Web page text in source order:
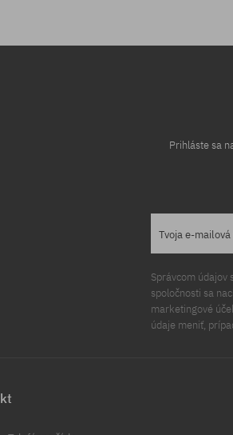
Prihláste sa
Tvoja e-
Správcom údajov
spoločnosti sa
marketingové
údaje meniť,